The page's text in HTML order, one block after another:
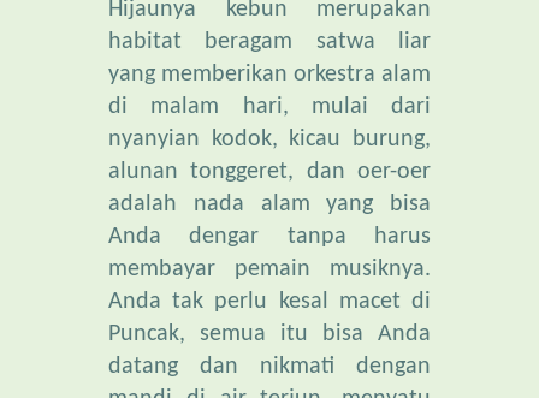
yang memberikan orkestra alam
di malam hari, mulai dari
nyanyian kodok, kicau burung,
alunan tonggeret, dan oer-oer
adalah nada alam yang bisa
Anda dengar tanpa harus
membayar pemain musiknya.
Anda tak perlu kesal macet di
Puncak, semua itu bisa Anda
datang dan nikmati dengan
mandi di air terjun, menyatu
dengan alam, dan menghirup